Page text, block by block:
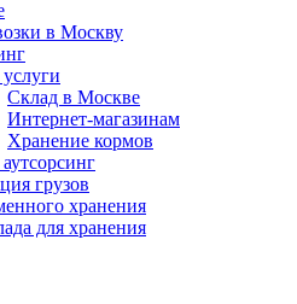
в Москву
Склад в Москве
Интернет-магазинам
Хранение кормов
грузов
хранения
для хранения